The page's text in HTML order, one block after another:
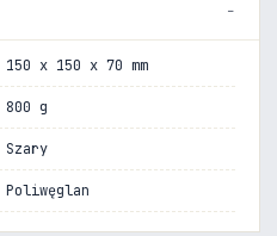
150 x 150 x 70 mm
800 g
Szary
Poliwęglan